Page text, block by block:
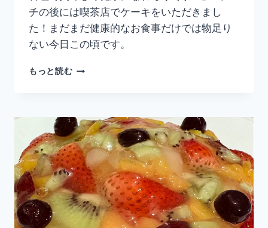
チの後には喫茶店でケーキをいただきまし
た！まだまだ健康的なお食事だけでは物足り
ない今日この頃です。
もっと読む体
し
い
ラ
ン
チ